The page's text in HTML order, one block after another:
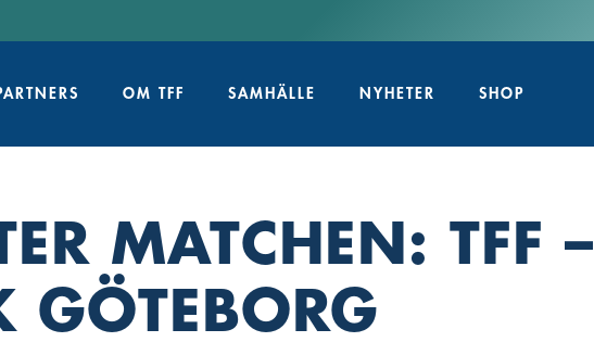
OM TFF SAMHÄLLE NYHETER SHOP
MATCHEN: TFF –
GÖTEBORG